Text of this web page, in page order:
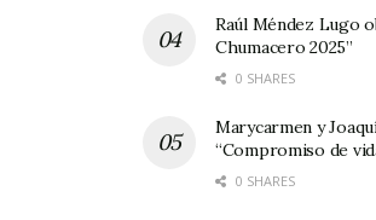
Raúl Méndez Lugo
Chumacero 2025”
0 SHARES
Marycarmen y
“Compromiso de
0 SHARES